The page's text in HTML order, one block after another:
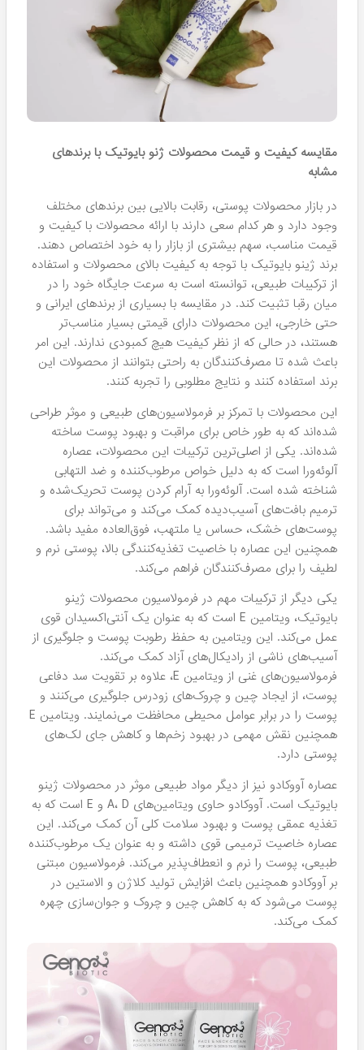
مقایسه کیفیت و قیمت محصولات ژنو بایوتیک با برندهای
مشابه
در بازار محصولات پوستی، رقابت بالایی بین برندهای مختلف
وجود دارد و هر کدام سعی دارند با ارائه محصولات با کیفیت و
قیمت مناسب، سهم بیشتری از بازار را به خود اختصاص دهند.
برند ژینو بایوتیک با توجه به کیفیت بالای محصولات و استفاده
از ترکیبات طبیعی، توانسته است به سرعت جایگاه خود را در
میان رقبا تثبیت کند. در مقایسه با بسیاری از برندهای ایرانی و
حتی خارجی، این محصولات دارای قیمتی بسیار مناسب‌تر
هستند، در حالی که از نظر کیفیت هیچ کمبودی ندارند. این امر
باعث شده تا مصرف‌کنندگان به راحتی بتوانند از محصولات این
برند استفاده کنند و نتایج مطلوبی را تجربه کنند.
این محصولات با تمرکز بر فرمولاسیون‌های طبیعی و موثر طراحی
شده‌اند که به طور خاص برای مراقبت و بهبود پوست ساخته
شده‌اند. یکی از اصلی‌ترین ترکیبات این محصولات، عصاره
آلوئه‌ورا است که به دلیل خواص مرطوب‌کننده و ضد التهابی
شناخته شده است. آلوئه‌ورا به آرام کردن پوست تحریک‌شده و
ترمیم بافت‌های آسیب‌دیده کمک می‌کند و می‌تواند برای
پوست‌های خشک، حساس یا ملتهب، فوق‌العاده مفید باشد.
همچنین این عصاره با خاصیت تغذیه‌کنندگی بالا، پوستی نرم و
لطیف را برای مصرف‌کنندگان فراهم می‌کند.
یکی دیگر از ترکیبات مهم در فرمولاسیون محصولات ژینو
بایوتیک، ویتامین E است که به عنوان یک آنتی‌اکسیدان قوی
عمل می‌کند. این ویتامین به حفظ رطوبت پوست و جلوگیری از
آسیب‌های ناشی از رادیکال‌های آزاد کمک می‌کند.
فرمولاسیون‌های غنی از ویتامین E، علاوه بر تقویت سد دفاعی
پوست، از ایجاد چین و چروک‌های زودرس جلوگیری می‌کنند و
پوست را در برابر عوامل محیطی محافظت می‌نمایند. ویتامین E
همچنین نقش مهمی در بهبود زخم‌ها و کاهش جای لک‌های
پوستی دارد.
عصاره آووکادو نیز از دیگر مواد طبیعی موثر در محصولات ژینو
بایوتیک است. آووکادو حاوی ویتامین‌های A، D و E است که به
تغذیه عمقی پوست و بهبود سلامت کلی آن کمک می‌کند. این
عصاره خاصیت ترمیمی قوی داشته و به عنوان یک مرطوب‌کننده
طبیعی، پوست را نرم و انعطاف‌پذیر می‌کند. فرمولاسیون مبتنی
بر آووکادو همچنین باعث افزایش تولید کلاژن و الاستین در
پوست می‌شود که به کاهش چین و چروک و جوان‌سازی چهره
کمک می‌کند.